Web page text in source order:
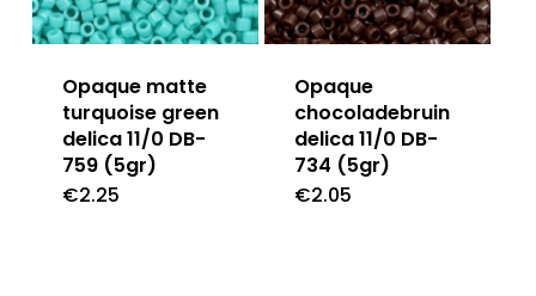
Opaque matte
turquoise green
delica 11/0 DB-
759 (5gr)
€2.25
Opaque
chocoladebruin
delica 11/0 DB-
734 (5gr)
€2.05